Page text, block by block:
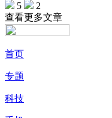
5
2
查看更多文章
首页
专题
科技